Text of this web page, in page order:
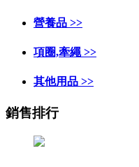
營養品 >>
項圈,牽繩 >>
其他用品 >>
銷售排行